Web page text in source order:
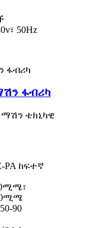
50Hz
ፋብሪካ
​​ማሽን ቴክኒካዊ
PA ከፍተኛ
90